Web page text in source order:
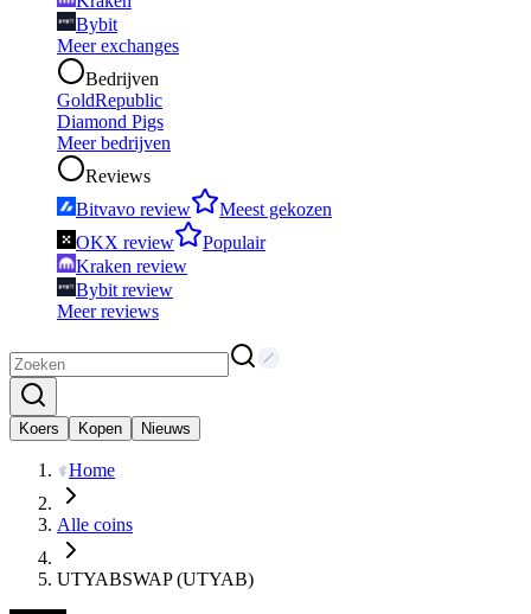
Bybit
Meer exchanges
Bedrijven
GoldRepublic
Diamond Pigs
Meer bedrijven
Reviews
Bitvavo review
Meest gekozen
OKX review
Populair
Kraken review
Bybit review
Meer reviews
Koers Kopen Nieuws
Home
Alle coins
UTYABSWAP (UTYAB)